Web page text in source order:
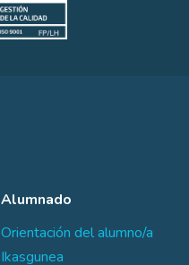
Alumnado
Orientación del alumno/a
Ikasgunea